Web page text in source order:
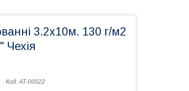
3.2х10м. 130 г/м2
Чехія
Код:АТ-00022